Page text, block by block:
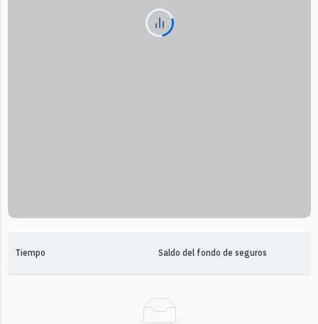
Tiempo Saldo del fondo de seguros